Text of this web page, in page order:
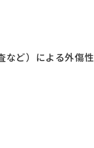
など）による外傷性